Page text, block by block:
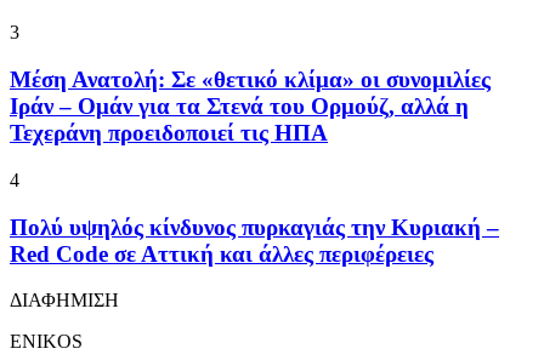
3
Μέση Ανατολή: Σε «θετικό κλίμα» οι συνομιλίες
Ιράν – Ομάν για τα Στενά του Ορμούζ, αλλά η
Τεχεράνη προειδοποιεί τις ΗΠΑ
4
Πολύ υψηλός κίνδυνος πυρκαγιάς την Κυριακή –
Red Code σε Αττική και άλλες περιφέρειες
ΔΙΑΦΗΜΙΣΗ
ENIKOS